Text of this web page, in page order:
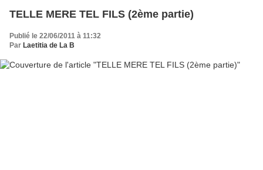
TELLE MERE TEL FILS (2ème partie)
Publié le 22/06/2011 à 11:32
Par Laetitia de La B